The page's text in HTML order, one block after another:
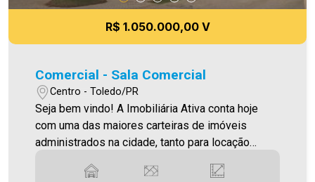
como alteração dos preços e imagens. Fotos
meramente ilustrativas.
R$ 1.050.000,00 V
Comercial - Sala Comercial
Centro - Toledo/PR
Seja bem vindo! A Imobiliária Ativa conta hoje
com uma das maiores carteiras de imóveis
administrados na cidade, tanto para locação